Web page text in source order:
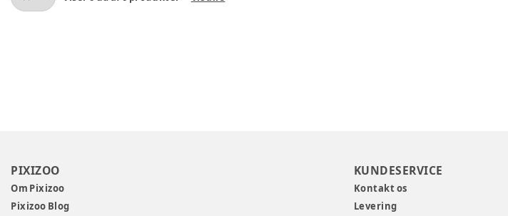
PIXIZOO
Om Pixizoo
Pixizoo Blog
KUNDESERVICE
Kontakt os
Levering